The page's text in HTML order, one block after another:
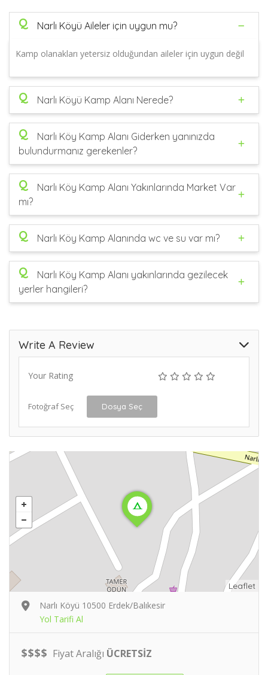
Q Narlı Köyü Aileler için uygun mu?
Kamp olanakları yetersiz olduğundan aileler için uygun değil
Q Narlı Köyü Kamp Alanı Nerede?
Q
Narlı Köy Kamp Alanı Giderken yanınızda
bulundurmanız gerekenler?
Q
Narlı Köy Kamp Alanı Yakınlarında Market Var
mı?
Q Narlı Köy Kamp Alanında wc ve su var mı?
Q
Narlı Köy Kamp Alanı yakınlarında gezilecek
yerler hangileri?
Write A Review
Your Rating
Fotoğraf Seç Dosya Seç
Leaflet
Narlı Köyü 10500 Erdek/Balıkesir
Yol Tarifi Al
$$$$ Fiyat Aralığı ÜCRETSİZ